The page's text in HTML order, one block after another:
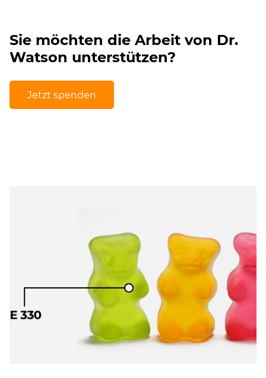
Sie möchten die Arbeit von Dr.
Watson unterstützen?
Jetzt spenden